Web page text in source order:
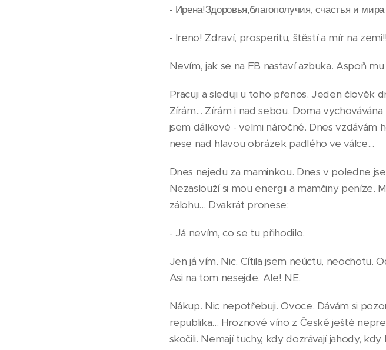
- Ирена!Здоровья,благополучия, счастья и
- Ireno! Zdraví, prosperitu, štěstí a mír na
Nevím, jak se na FB nastaví azbuka. Aspoň
Pracuji a sleduji u toho přenos. Jeden člověk
Zírám... Zírám i nad sebou. Doma
jsem dálkově - velmi náročné. Dnes
nese nad hlavou obrázek padlého ve válce...
Dnes nejedu za maminkou. Dnes v poledne
Nezaslouží si mou energii a mamčiny peníze.
zálohu... Dvakrát pronese:
- Já nevím, co se tu přihodilo.
Jen já vím. Nic. Cítila jsem neúctu, neochotu.
Asi na tom nesejde. Ale! NE.
Nákup. Nic nepotřebuji. Ovoce. Dávám si
republika... Hroznové víno z České ještě
skočili. Nemají tuchy, kdy dozrávají jahody,